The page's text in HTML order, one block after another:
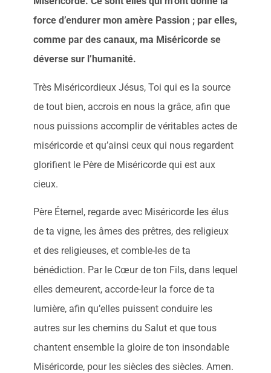
force d’endurer mon amère Passion ; par elles,
comme par des canaux, ma Miséricorde se
déverse sur l’humanité.
Très Miséricordieux Jésus, Toi qui es la source
de tout bien, accrois en nous la grâce, afin que
nous puissions accomplir de véritables actes de
miséricorde et qu’ainsi ceux qui nous regardent
glorifient le Père de Miséricorde qui est aux
cieux.
Père Éternel, regarde avec Miséricorde les élus
de ta vigne, les âmes des prêtres, des religieux
et des religieuses, et comble-les de ta
bénédiction. Par le Cœur de ton Fils, dans lequel
elles demeurent, accorde-leur la force de ta
lumière, afin qu’elles puissent conduire les
autres sur les chemins du Salut et que tous
chantent ensemble la gloire de ton insondable
Miséricorde, pour les siècles des siècles. Amen.